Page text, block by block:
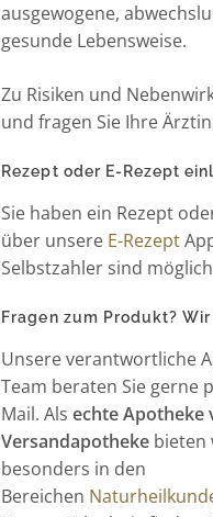
ausgewogene,
gesunde Lebensweise.
Zu Risiken und
und fragen Sie Ihre
Rezept oder E-Rezept
Sie haben ein Rezept
über unsere E-Rezept
Selbstzahler sind
Fragen zum Produkt?
Unsere verantwortliche
Team beraten Sie gerne
Mail. Alsechte Apotheke
Versandapotheke bieten
besonders in den
Bereichen